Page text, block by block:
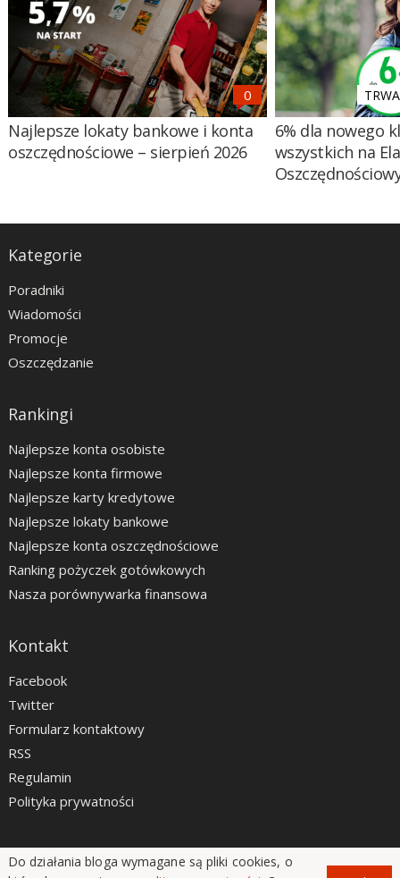
Najlepsze lokaty bankowe i konta
oszczędnościowe – sierpień 2026
6% dla nowego
wszystkich na
Kategorie
Poradniki
Wiadomości
Promocje
Oszczędzanie
Rankingi
Najlepsze konta osobiste
Najlepsze konta firmowe
Najlepsze karty kredytowe
Najlepsze lokaty bankowe
Najlepsze konta oszczędnościowe
Ranking pożyczek gotówkowych
Nasza porównywarka finansowa
Kontakt
Facebook
Twitter
Formularz kontaktowy
RSS
Regulamin
Polityka prywatności
LiveSmarter.pl © 2012 - 2026
Do działania bloga wymagane są pliki cookies, o